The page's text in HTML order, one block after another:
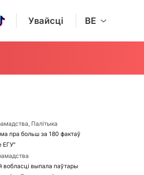
Увайсці BE
Палітыка
пра больш за 180 фактаў
ЕГУ"
вобласці выпала паўтары